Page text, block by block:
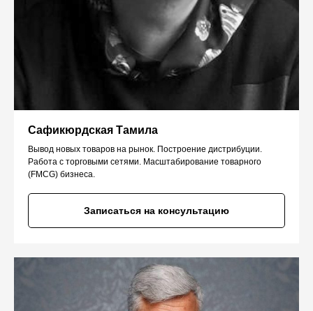
Сафикюрдская Тамила
Вывод новых товаров на рынок. Построение дистрибуции.
Работа с торговыми сетями. Масштабирование товарного
(FMCG) бизнеса.
Записаться на консультацию